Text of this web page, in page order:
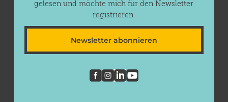
gelesen und möchte mich für den Newsletter
registrieren.
Newsletter abonnieren